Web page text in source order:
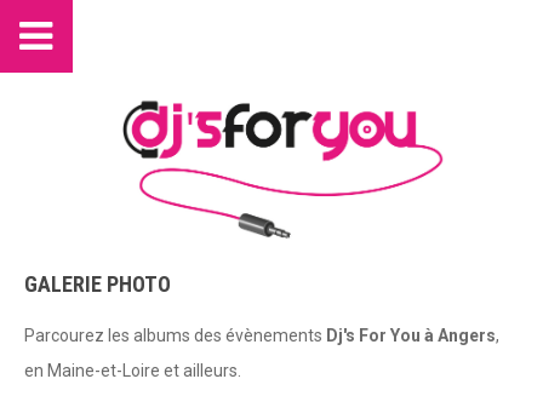
GALERIE PHOTO
Parcourez les albums des évènements Dj's For You à Angers,
en Maine-et-Loire et ailleurs.